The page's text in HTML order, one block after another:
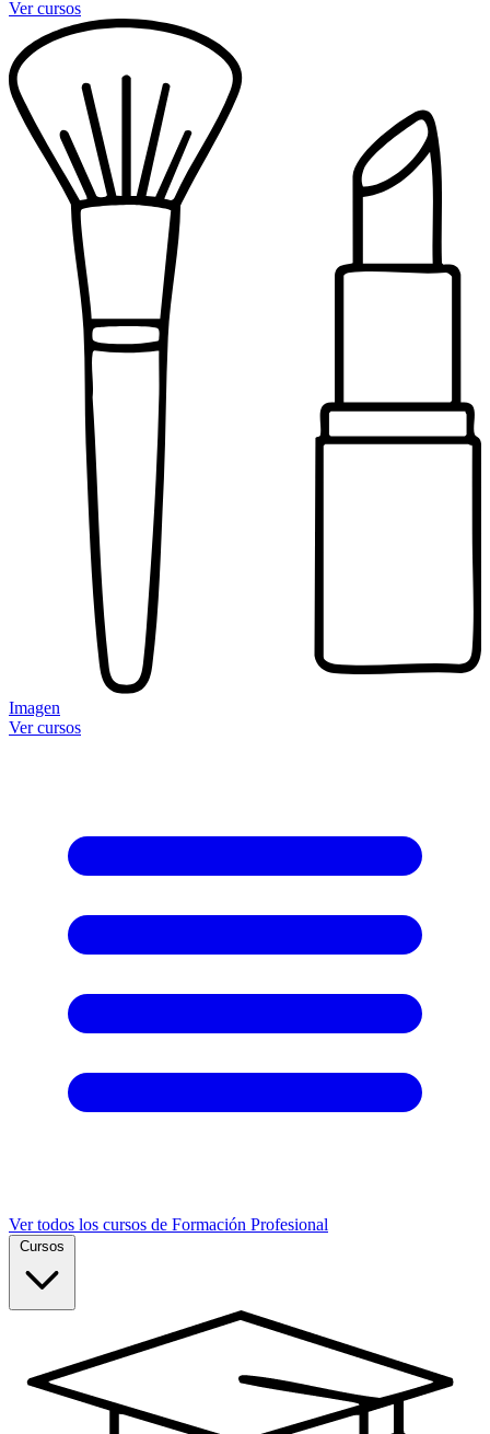
Ver cursos
Imagen
Ver cursos
Ver todos los cursos de Formación Profesional
Cursos